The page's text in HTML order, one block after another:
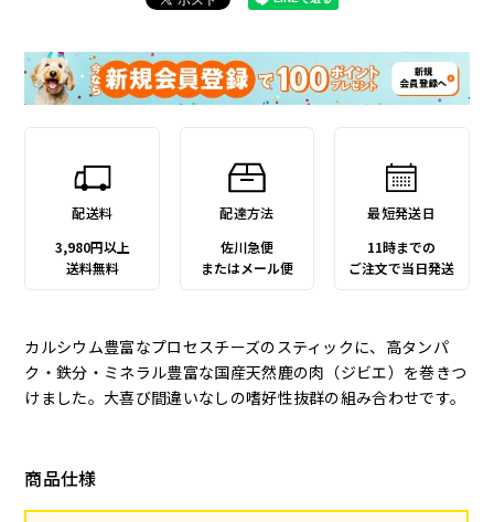
配送料
3,980円以上
送料無料
配達方法
佐川急便
またはメール便
最短発送日
11時までの
ご注文で当日発送
カルシウム豊富なプロセスチーズのスティックに、高タンパ
ク・鉄分・ミネラル豊富な国産天然鹿の肉（ジビエ）を巻きつ
けました。大喜び間違いなしの嗜好性抜群の組み合わせです。
商品仕様